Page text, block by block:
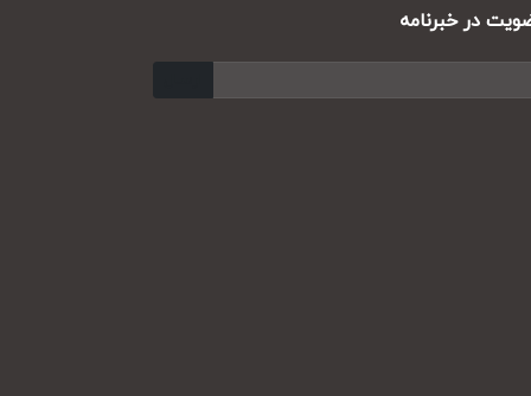
در خبرنامه